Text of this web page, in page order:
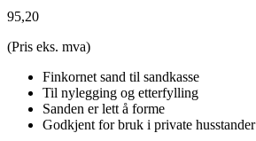
95,20
(Pris eks. mva)
Finkornet sand til sandkasse
Til nylegging og etterfylling
Sanden er lett å forme
Godkjent for bruk i private husstander